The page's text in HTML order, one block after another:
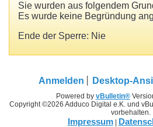
Sie wurden aus folgendem
Es wurde keine Begründung
Ende der Sperre: Nie
Anmelden Desktop-
Powered by vBulletin®
Copyright ©2026 Adduco Digital e.K. und
vorbehalten.
Impressum|